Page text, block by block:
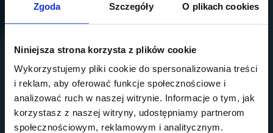
Zgoda Szczegóły O plikach cookies
Niniejsza strona korzysta z plików cookie
Wykorzystujemy pliki cookie do spersonalizowania treści
i reklam, aby oferować funkcje społecznościowe i
analizować ruch w naszej witrynie. Informacje o tym, jak
korzystasz z naszej witryny, udostępniamy partnerom
społecznościowym, reklamowym i analitycznym.